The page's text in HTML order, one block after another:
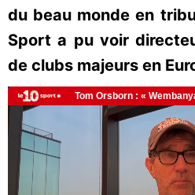
du beau monde en
Sport a pu voir
de clubs majeurs en